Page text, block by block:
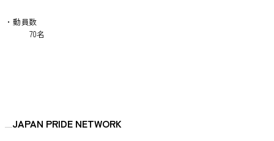
・動員数
70名
JAPAN PRIDE NETWORK